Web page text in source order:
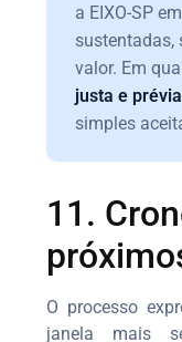
a EIXO-SP
sustentadas,
valor. Em
justa e
simples
11.
O processo
janela mais